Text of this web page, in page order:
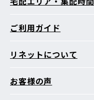
ご利用ガイド
リネットについて
お客様の声